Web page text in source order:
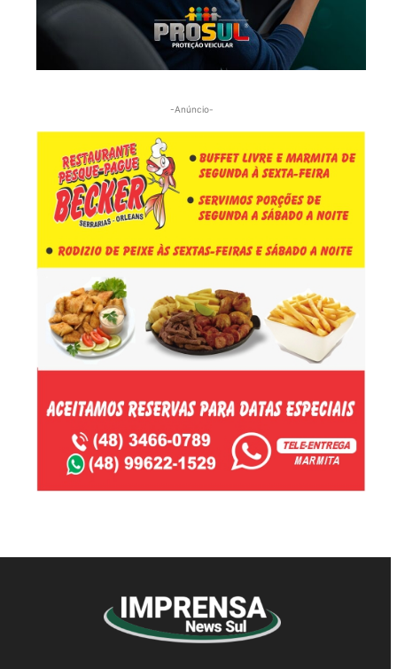
-Anúncio-